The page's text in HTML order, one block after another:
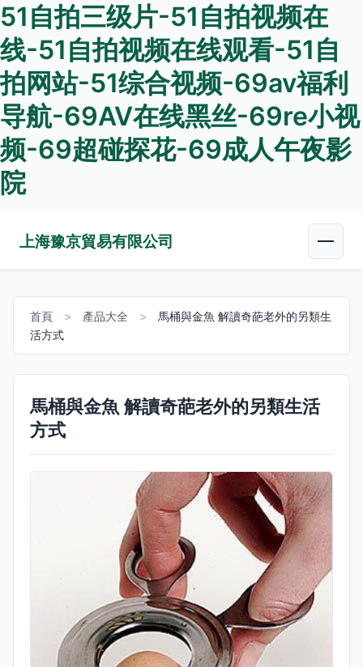
51自拍三级片-51自拍视频在
线-51自拍视频在线观看-51自
拍网站-51综合视频-69av福利
导航-69AV在线黑丝-69re小视
频-69超碰探花-69成人午夜影
院
上海豫京貿易有限公司
首頁 > 產品大全 >
馬桶與金魚 解讀奇葩老外的另類生
活方式
馬桶與金魚 解讀奇葩老外的另類生活
方式